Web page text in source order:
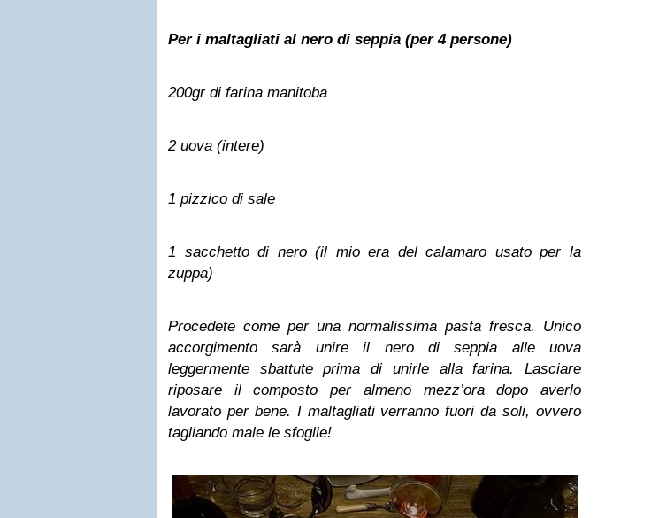
Per i maltagliati al nero di seppia (per 4 persone)
200gr di farina manitoba
2 uova (intere)
1 pizzico di sale
1 sacchetto di nero (il mio era del calamaro usato per la
zuppa)
Procedete come per una normalissima pasta fresca. Unico
accorgimento sarà unire il nero di seppia alle uova
leggermente sbattute prima di unirle alla farina. Lasciare
riposare il composto per almeno mezz’ora dopo averlo
lavorato per bene. I maltagliati verranno fuori da soli, ovvero
tagliando male le sfoglie!